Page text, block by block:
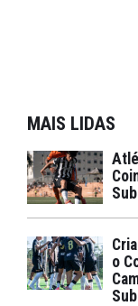
MAIS LIDAS
o